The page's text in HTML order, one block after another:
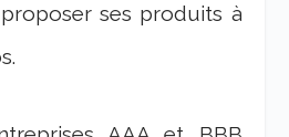
ses produits à